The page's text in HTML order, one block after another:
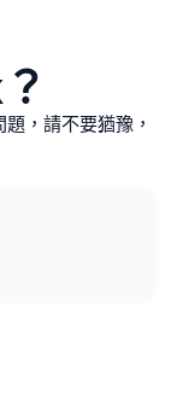
，請不要猶豫，